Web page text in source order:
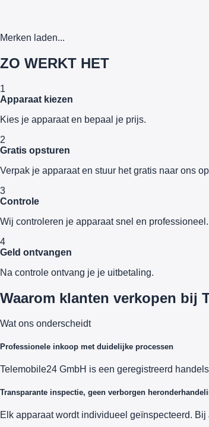
Merken laden...
ZO WERKT HET
1
Apparaat kiezen
Kies je apparaat en bepaal je prijs.
2
Gratis opsturen
Verpak je apparaat en stuur het gratis naar ons
3
Controle
Wij controleren je apparaat snel en professioneel.
4
Geld ontvangen
Na controle ontvang je je uitbetaling.
Waarom klanten verkopen bij
Wat ons onderscheidt
Professionele inkoop met duidelijke processen
Telemobile24 GmbH is een geregistreerd
Transparante inspectie, geen verborgen
Elk apparaat wordt individueel geïnspecteerd.